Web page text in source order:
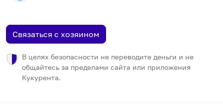
Связаться с хозяином
В целях безопасности не переводите деньги и не
общайтесь за пределами сайта или приложения
Кукурента.